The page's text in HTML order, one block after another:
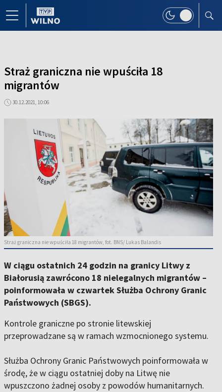
Straż graniczna nie wpuściła 18
migrantów
30.12.2021, 10:06
Straż graniczna nie wpuściła 18 migrantów, fot. BNS/ Lukas Balandis
W ciągu ostatnich 24 godzin na granicy Litwy z
Białorusią zawrócono 18 nielegalnych migrantów –
poinformowała w czwartek Służba Ochrony Granic
Państwowych (SBGS).
Kontrole graniczne po stronie litewskiej
przeprowadzane są w ramach wzmocnionego systemu.
Służba Ochrony Granic Państwowych poinformowała w
środę, że w ciągu ostatniej doby na Litwę nie
wpuszczono żadnej osoby z powodów humanitarnych.